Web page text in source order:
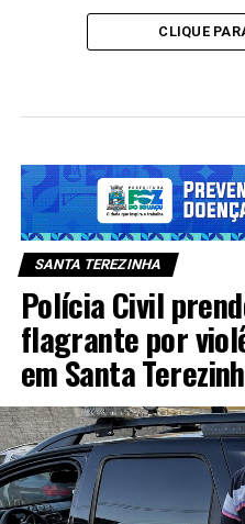
CLIQUE
SANTA TEREZINHA
Polícia Civil
flagrante por
em Santa